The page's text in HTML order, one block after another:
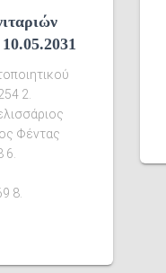
2.
Φέντας
6.
8.